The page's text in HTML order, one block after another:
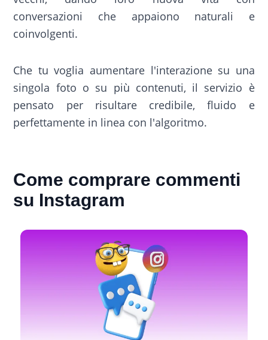
conversazioni che appaiono naturali e
coinvolgenti.
Che tu voglia aumentare l'interazione su una
singola foto o su più contenuti, il servizio è
pensato per risultare credibile, fluido e
perfettamente in linea con l'algoritmo.
Come comprare commenti
su Instagram